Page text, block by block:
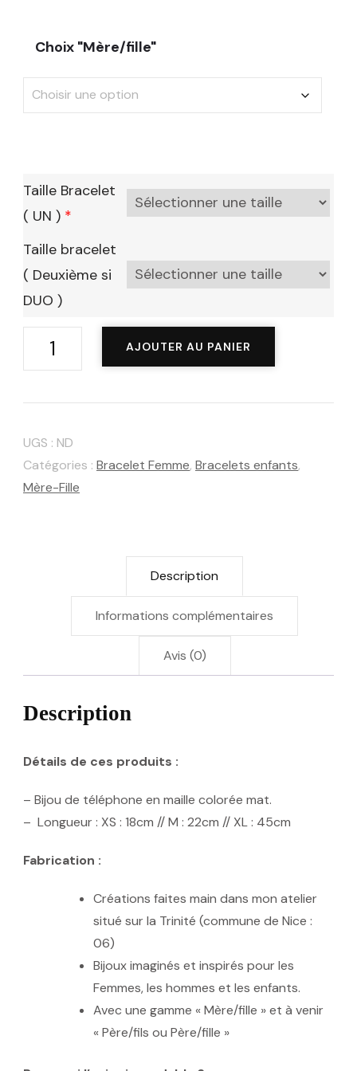
Choix "Mère/fille"
Taille Bracelet
( UN ) *
Taille bracelet
( Deuxième si
DUO )
quantité
Louna"
AJOUTER AU PANIER
UGS : ND
Catégories : Bracelet Femme, Bracelets enfants,
Mère-Fille
Description
Informations complémentaires
Avis (0)
Description
Détails de ces produits :
– Bijou de téléphone en maille colorée mat.
– Longueur : XS : 18cm // M : 22cm // XL : 45cm
Fabrication :
Créations faites main dans mon atelier
situé sur la Trinité (commune de Nice :
06)
Bijoux imaginés et inspirés pour les
Femmes, les hommes et les enfants.
Avec une gamme « Mère/fille » et à venir
« Père/fils ou Père/fille »